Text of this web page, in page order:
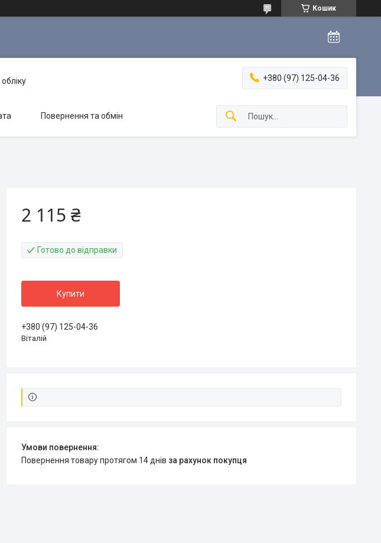
Кошик
+380 (97) 125-04-36
Повернення та обмін
2 115 ₴
Готово до відправки
Купити
+380 (97) 125-04-36
Віталій
повернення товару протягом 14 днів за рахунок покупця